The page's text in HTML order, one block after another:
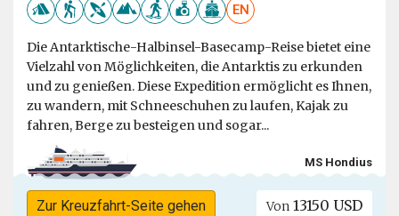
EN
Die Antarktische-Halbinsel-Basecamp-Reise bietet eine
Vielzahl von Möglichkeiten, die Antarktis zu erkunden
und zu genießen. Diese Expedition ermöglicht es Ihnen,
zu wandern, mit Schneeschuhen zu laufen, Kajak zu
fahren, Berge zu besteigen und sogar...
MS Hondius
Zur Kreuzfahrt-Seite gehen Von 13150 USD